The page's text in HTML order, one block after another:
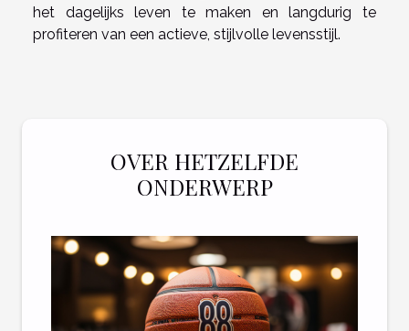
het dagelijks leven te maken en langdurig te
profiteren van een actieve, stijlvolle levensstijl.
OVER HETZELFDE
ONDERWERP